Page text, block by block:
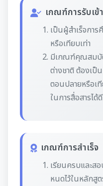
เกณฑ์การรับเข้า
เป็นผู้สําเร็จกา
หรือเทียบเท่า
มีเกณฑ์คุณสมบั
ต่างชาติ ต้องเป็
ตอนปลายหรือเที
ในการสื่อสารได้ดี
เกณฑ์การสำเร็จ
เรียนครบและส
หนดไว้ในหลักสู